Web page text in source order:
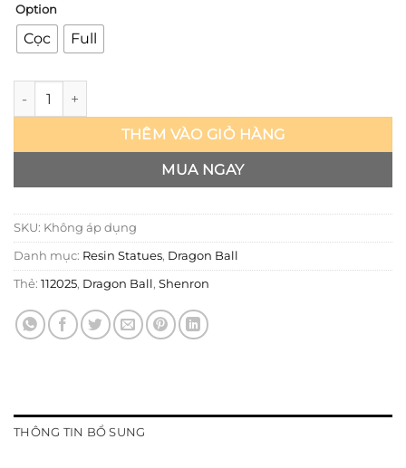
Option
Cọc Full
Dragon Ball - Shenron - WH số lượng
THÊM VÀO GIỎ HÀNG
MUA NGAY
SKU: Không áp dụng
Danh mục: Resin Statues, Dragon Ball
Thẻ: 112025, Dragon Ball , Shenron
THÔNG TIN BỔ SUNG